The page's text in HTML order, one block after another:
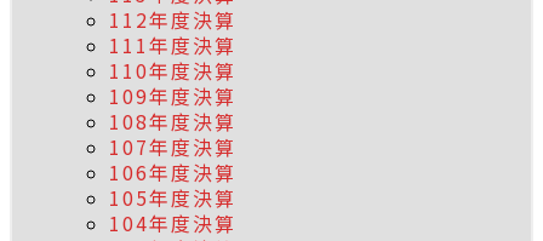
112年度決算
111年度決算
110年度決算
109年度決算
108年度決算
107年度決算
106年度決算
105年度決算
104年度決算